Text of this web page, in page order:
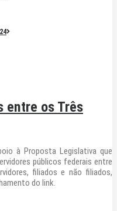
entre os Três
à Proposta Legislativa que
públicos federais entre
filiados e não filiados,
do link.